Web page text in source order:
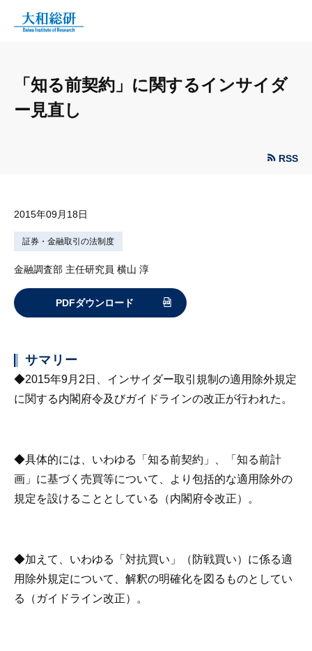
「知る前契約」に関するインサイダ
ー見直し
RSS
2015年09月18日
証券・金融取引の法制度
金融調査部 主任研究員 横山 淳
PDFダウンロード
サマリー
◆2015年9月2日、インサイダー取引規制の適用除外規定
に関する内閣府令及びガイドラインの改正が行われた。
◆具体的には、いわゆる「知る前契約」、「知る前計
画」に基づく売買等について、より包括的な適用除外の
規定を設けることとしている（内閣府令改正）。
◆加えて、いわゆる「対抗買い」（防戦買い）に係る適
用除外規定について、解釈の明確化を図るものとしてい
る（ガイドライン改正）。